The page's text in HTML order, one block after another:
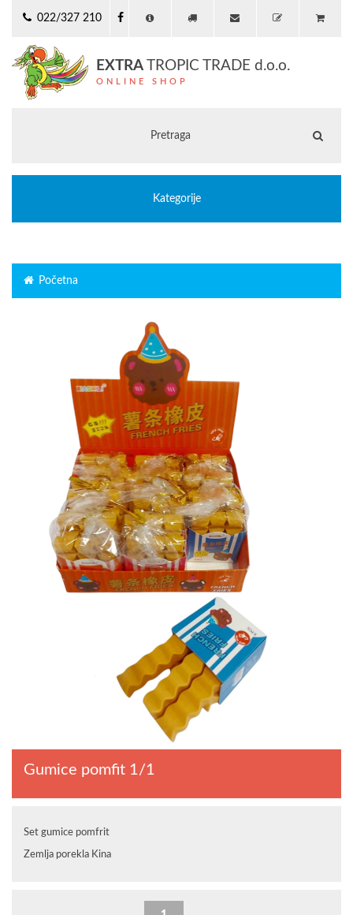
022/327 210
EXTRA TROPIC TRADE d.o.o.
ONLINE SHOP
Kategorije
Početna
Gumice pomfit 1/1
Set gumice pomfrit
Zemlja porekla Kina